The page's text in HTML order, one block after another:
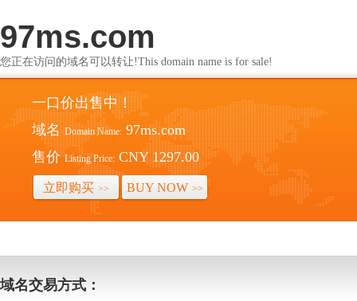
97ms.com
您正在访问的域名可以转让!This domain name is for sale!
一口价出售中！
域名 Domain Name: 97ms.com
售价 Listing Price: CNY 1297.00
立即购买 >> BUY NOW >>
域名交易方式：